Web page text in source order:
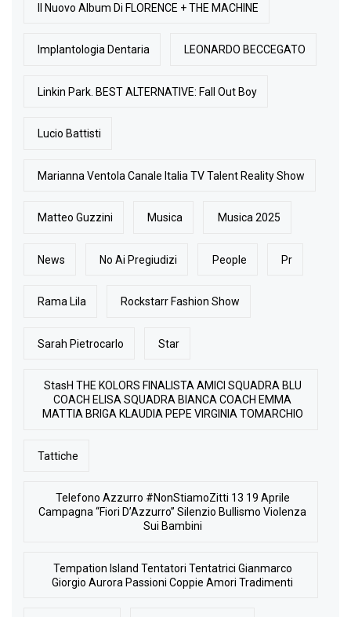
Il Nuovo Album Di FLORENCE + THE MACHINE
Implantologia Dentaria LEONARDO BECCEGATO
Linkin Park. BEST ALTERNATIVE: Fall Out Boy
Lucio Battisti
Marianna Ventola Canale Italia TV Talent Reality Show
Matteo Guzzini Musica Musica 2025
News No Ai Pregiudizi People Pr
Rama Lila Rockstarr Fashion Show
Sarah Pietrocarlo Star
StasH THE KOLORS FINALISTA AMICI SQUADRA BLU
COACH ELISA SQUADRA BIANCA COACH EMMA
MATTIA BRIGA KLAUDIA PEPE VIRGINIA TOMARCHIO
Tattiche
Telefono Azzurro #NonStiamoZitti 13 19 Aprile
Campagna “Fiori D’Azzurro” Silenzio Bullismo Violenza
Sui Bambini
Tempation Island Tentatori Tentatrici Gianmarco
Giorgio Aurora Passioni Coppie Amori Tradimenti